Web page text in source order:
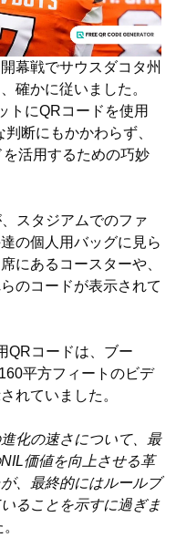
幕戦でサウスダコタ州
確かに従いました。
トにQRコードを使用
断にもかかわらず、
活用するための巧妙
スタジアムでのファ
の個人用バッグに見ら
にあるコースターや、
のコードが表示されて
QRコードは、ブー
平方フィートのビデ
れていました。
化の速さについて、最
価値を向上させる革
、最終的にはルールブ
ることを示すに過ぎま